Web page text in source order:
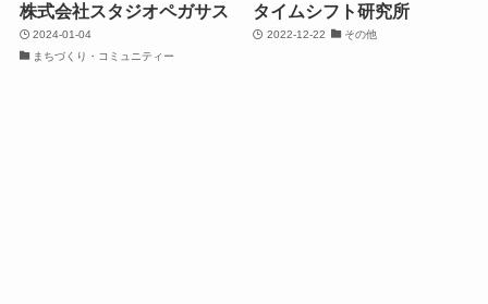
株式会社スタジオペガサス
2024-01-04
まちづくり・コミュニティー
タイムシフト研究所
2022-12-22 その他